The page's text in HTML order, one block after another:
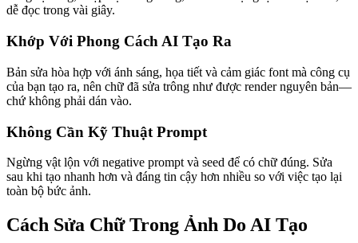
dễ đọc trong vài giây.
Khớp Với Phong Cách AI Tạo Ra
Bản sửa hòa hợp với ánh sáng, họa tiết và cảm giác font mà công cụ
của bạn tạo ra, nên chữ đã sửa trông như được render nguyên bản—
chứ không phải dán vào.
Không Cần Kỹ Thuật Prompt
Ngừng vật lộn với negative prompt và seed để có chữ đúng. Sửa
sau khi tạo nhanh hơn và đáng tin cậy hơn nhiều so với việc tạo lại
toàn bộ bức ảnh.
Cách Sửa Chữ Trong Ảnh Do AI Tạo